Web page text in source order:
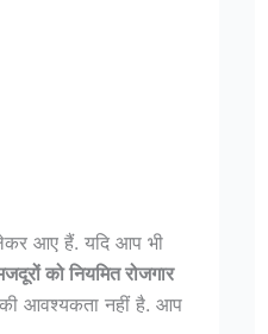
आए हैं. यदि आप भी
को नियमित रोजगार
आवश्यकता नहीं है. आप